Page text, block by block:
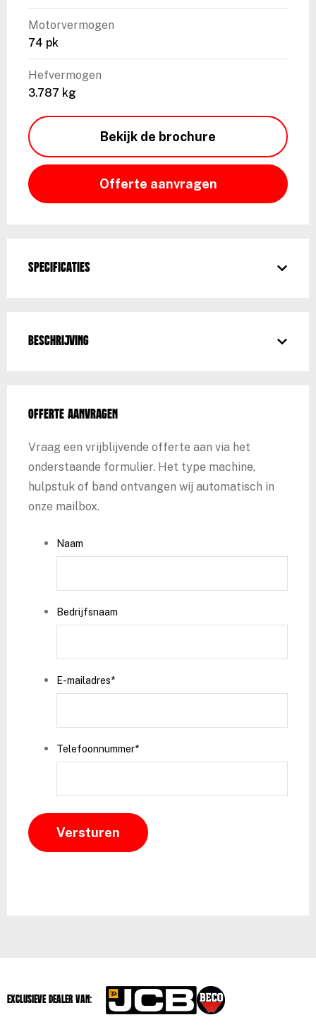
Motorvermogen
74 pk
Hefvermogen
3.787 kg
Bekijk de brochure
Offerte aanvragen
Specificaties
Beschrijving
Offerte aanvragen
Vraag een vrijblijvende offerte aan via het
onderstaande formulier. Het type machine,
hulpstuk of band ontvangen wij automatisch in
onze mailbox.
Naam
Bedrijfsnaam
E-mailadres*
Telefoonnummer*
Exclusieve dealer van: